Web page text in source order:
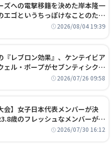
ズへの電撃移籍を決めた岸本隆一
エゴというちっぽけなことのため
けではない」
2026/08/04 19:39
『レブロン効果』、ケンテイビア
ェル・ポープがセブンティシクサ
加入
2026/07/26 09:58
会】女子日本代表メンバーが決
歳のフレッシュなメンバーが日
頂点を狙う
2026/07/30 16:12